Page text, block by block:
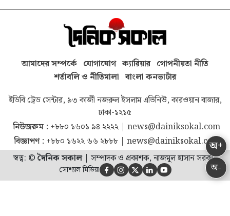
অ-
অ+
আমাদের সম্পর্কে যোগাযোগ ক্যারিয়ার গোপনীয়তা নীতি
শর্তাবলি ও নীতিমালা বাংলা কনভার্টার
ইডিবি ট্রেড সেন্টার, ৯৩ কাজী নজরুল ইসলাম এভিনিউ, কারওয়ান বাজার,
ঢাকা-১২১৫
নিউজরুম : +৮৮০ ১৬০১ ৯৪ ২২২২| news@dainiksokal.com
বিজ্ঞাপণ : +৮৮০ ১৬২২ ৬৬ ২৮৮৮| news@dainiksokal.com
স্বত্ব: ©দৈনিক সকাল| সম্পাদক ও প্রকাশক, নাজমুল হাসান সরকার
সোশ্যাল মিডিয়া     